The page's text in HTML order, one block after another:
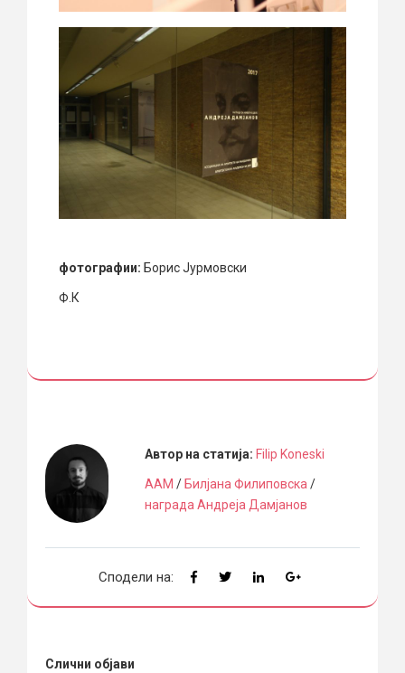
фотографии: Борис Јурмовски
Ф.К
Автор на статија: Filip Koneski
ААМ / Билјана Филиповска /
награда Андреја Дамјанов
Сподели на:
Слични објави